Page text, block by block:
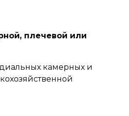
плечевой или
камерных и